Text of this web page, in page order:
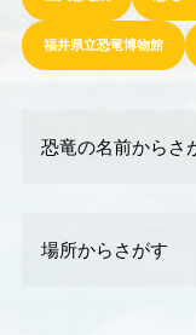
福井県立恐竜博物館
恐竜の名前からさ
場所からさがす